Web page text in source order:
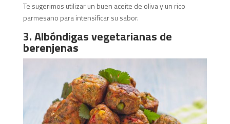
Te sugerimos utilizar un buen aceite de oliva y un rico
parmesano para intensificar su sabor.
3. Albóndigas vegetarianas de
berenjenas